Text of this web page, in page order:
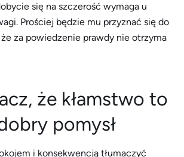
się na szczerość wymaga u
Prościej będzie mu przyznać się do
za powiedzenie prawdy nie otrzyma
że kłamstwo to
pomysł
i konsekwencją tłumaczyć